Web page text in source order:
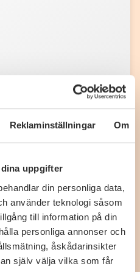
Reklaminställningar Om
uppgifter
din personliga data,
använder teknologi såsom
till information på din
personliga annonser och
åskådarinsikter
själv välja vilka som får
salsiccia och